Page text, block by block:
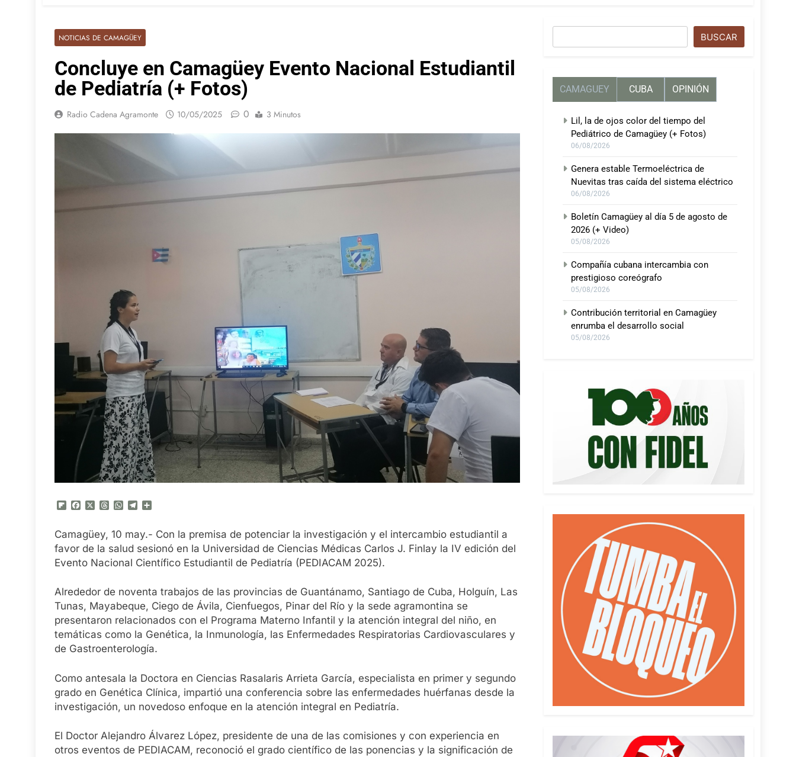
NOTICIAS DE CAMAGÜEY
Concluye en Camagüey Evento Nacional Estudiantil
de Pediatría (+ Fotos)
Radio Cadena Agramonte 10/05/2025 0 3 Minutos
Flipboard
Facebook
X Threads
WhatsApp
Telegram
Camagüey, 10 may.- Con la premisa de potenciar la investigación y el intercambio estudiantil a
favor de la salud sesionó en la Universidad de Ciencias Médicas Carlos J. Finlay la IV edición del
Evento Nacional Científico Estudiantil de Pediatría (PEDIACAM 2025).
Alrededor de noventa trabajos de las provincias de Guantánamo, Santiago de Cuba, Holguín, Las
Tunas, Mayabeque, Ciego de Ávila, Cienfuegos, Pinar del Río y la sede agramontina se
presentaron relacionados con el Programa Materno Infantil y la atención integral del niño, en
temáticas como la Genética, la Inmunología, las Enfermedades Respiratorias Cardiovasculares y
de Gastroenterología.
Como antesala la Doctora en Ciencias Rasalaris Arrieta García, especialista en primer y segundo
grado en Genética Clínica, impartió una conferencia sobre las enfermedades huérfanas desde la
investigación, un novedoso enfoque en la atención integral en Pediatría.
El Doctor Alejandro Álvarez López, presidente de una de las comisiones y con experiencia en
otros eventos de PEDIACAM, reconoció el grado científico de las ponencias y la significación de
BUSCAR
CAMAGUEY CUBA OPINIÓN
Lil, la de ojos color del tiempo del
Pediátrico de Camagüey (+ Fotos)
06/08/2026
Genera estable Termoeléctrica de
Nuevitas tras caída del sistema eléctrico
06/08/2026
Boletín Camagüey al día 5 de agosto de
2026 (+ Video)
05/08/2026
Compañía cubana intercambia con
prestigioso coreógrafo
05/08/2026
Contribución territorial en Camagüey
enrumba el desarrollo social
05/08/2026